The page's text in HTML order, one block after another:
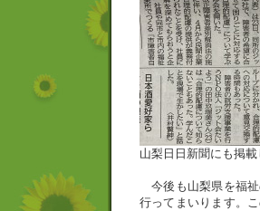
山梨日日新聞にも掲
今後も山梨県を福
行ってまいります。